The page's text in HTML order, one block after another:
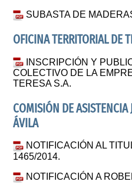
SUBASTA DE
OFICINA TERRITORIAL DE
INSCRIPCIÓN Y
COLECTIVO DE LA
TERESA S.A.
COMISIÓN DE ASISTENCIA
ÁVILA
NOTIFICACIÓN AL
1465/2014.
NOTIFICACIÓN A